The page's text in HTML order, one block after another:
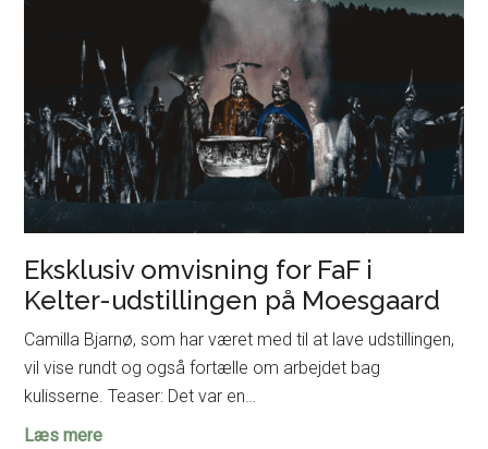
Eksklusiv omvisning for FaF i
Kelter-udstillingen på Moesgaard
Camilla Bjarnø, som har været med til at lave udstillingen,
vil vise rundt og også fortælle om arbejdet bag
kulisserne. Teaser: Det var en…
Læs mereEksklusiv